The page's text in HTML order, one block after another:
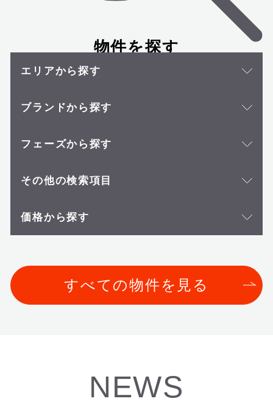
物件を探す
エリアから探す
ブランドから探す
フェーズから探す
その他の検索項目
価格から探す
すべての物件を見る
NEWS